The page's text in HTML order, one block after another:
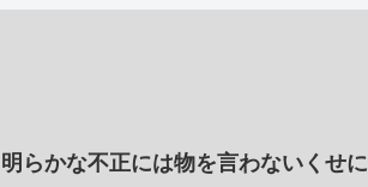
明らかな不正には物を言わないくせに